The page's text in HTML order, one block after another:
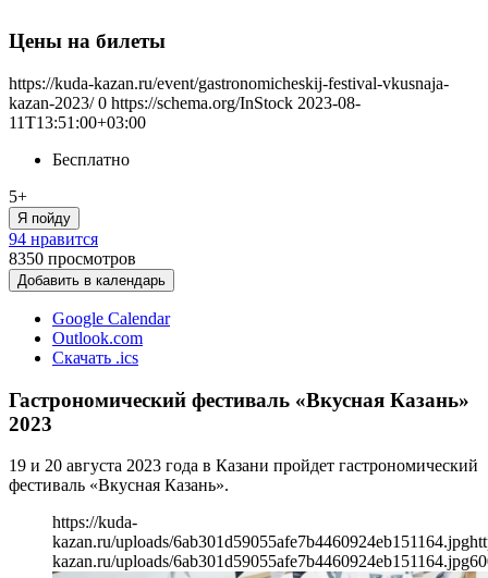
Цены на билеты
https://kuda-kazan.ru/event/gastronomicheskij-festival-vkusnaja-
kazan-2023/ 0 https://schema.org/InStock 2023-08-
11T13:51:00+03:00
Бесплатно
5+
Я пойду
94 нравится
8350 просмотров
Добавить в календарь
Google Calendar
Outlook.com
Скачать .ics
Гастрономический фестиваль «Вкусная Казань»
2023
19 и 20 августа 2023 года в Казани пройдет гастрономический
фестиваль «Вкусная Казань».
https://kuda-
kazan.ru/uploads/6ab301d59055afe7b4460924eb151164.jpg
kazan.ru/uploads/6ab301d59055afe7b4460924eb151164.jpg